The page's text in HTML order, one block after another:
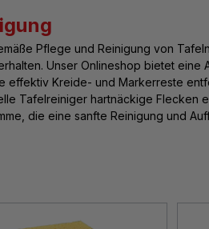
Pflege und Reinigung von
Unser Onlineshop bietet eine
effektiv Kreide- und Markerreste
Tafelreiniger hartnäckige Flecken
die eine sanfte Reinigung und